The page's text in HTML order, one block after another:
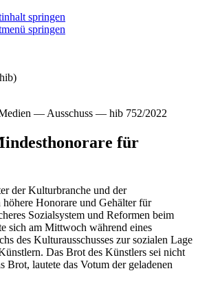
springen
springen
— Ausschuss — hib 752/2022
für
der Kulturbranche und der
Honorare und Gehälter für
Sozialsystem und Reformen beim
sich am Mittwoch während eines
des Kulturausschusses zur sozialen Lage
Das Brot des Künstlers sei nicht
Brot, lautete das Votum der geladenen